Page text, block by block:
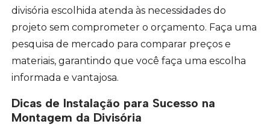
divisória escolhida atenda às necessidades do
projeto sem comprometer o orçamento. Faça uma
pesquisa de mercado para comparar preços e
materiais, garantindo que você faça uma escolha
informada e vantajosa.
Dicas de Instalação para Sucesso na
Montagem da Divisória